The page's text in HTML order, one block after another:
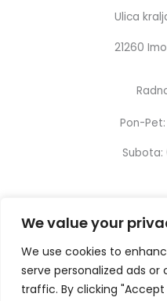
We value your
We use cookies to
serve personalized ads
traffic. By clicking
Ulica
21260
Pon-
Subota: